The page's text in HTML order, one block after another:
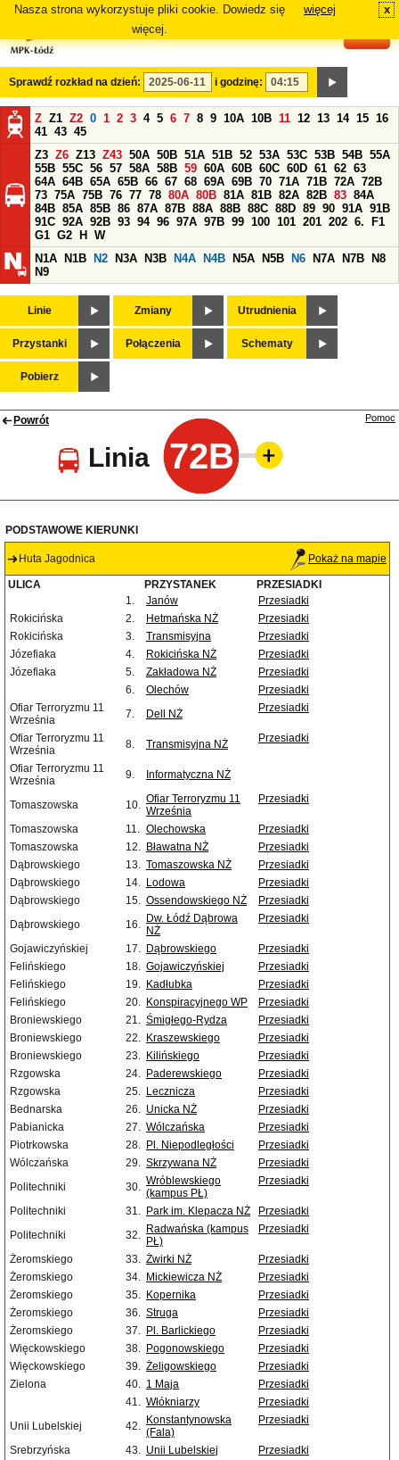
Nasza strona wykorzystuje pliki cookie. Dowiedz się
więcej.
więcej x
Sprawdź rozkład na dzień: i godzinę:
Z Z1 Z2 0 1 2 3 4 5 6 7 8 9 10A 10B 11 12 13 14 15 16
41 43 45
Z3 Z6 Z13 Z43 50A 50B 51A 51B 52 53A 53C 53B 54B 55A
55B 55C 56 57 58A 58B 59 60A 60B 60C 60D 61 62 63
64A 64B 65A 65B 66 67 68 69A 69B 70 71A 71B 72A 72B
73 75A 75B 76 77 78 80A 80B 81A 81B 82A 82B 83 84A
84B 85A 85B 86 87A 87B 88A 88B 88C 88D 89 90 91A 91B
91C 92A 92B 93 94 96 97A 97B 99 100 101 201 202 6.
F1
G1 G2 H
W
N1A
N1B N2 N3A N3B N4A N4B N5A N5B N6 N7A N7B
N8
N9
Linie Zmiany Utrudnienia
Przystanki Połączenia Schematy
Pobierz
Powrót
Linia 72B
Pomoc
PODSTAWOWE KIERUNKI
Huta Jagodnica Pokaż na mapie
ULICA PRZYSTANEK
PRZESIADKI
1.
Janów
Przesiadki
Rokicińska
2. Hetmańska NŻ
Przesiadki
Rokicińska
3. Transmisyjna
Przesiadki
Józefiaka
4. Rokicińska NŻ
Przesiadki
Józefiaka
5. Zakładowa NŻ
Przesiadki
6.
Olechów
Przesiadki
Ofiar Terroryzmu 11
Września
7. Dell NŻ Przesiadki
Ofiar Terroryzmu 11
Września
8. Transmisyjna NŻ Przesiadki
Ofiar Terroryzmu 11
Września
9. Informatyczna NŻ
Tomaszowska 10. Ofiar Terroryzmu 11
Września
Przesiadki
Tomaszowska 11. Olechowska
Przesiadki
Tomaszowska
12. Bławatna NŻ
Przesiadki
Dąbrowskiego
13. Tomaszowska NŻ
Przesiadki
Dąbrowskiego
14. Lodowa
Przesiadki
Dąbrowskiego
15. Ossendowskiego NŻ
Przesiadki
Dąbrowskiego
16. Dw. Łódź Dąbrowa
NŻ
Przesiadki
Gojawiczyńskiej 17. Dąbrowskiego
Przesiadki
Felińskiego
18. Gojawiczyńskiej
Przesiadki
Felińskiego
19. Kadłubka
Przesiadki
Felińskiego
20. Konspiracyjnego WP
Przesiadki
Broniewskiego
21. Śmigłego-Rydza
Przesiadki
Broniewskiego
22. Kraszewskiego
Przesiadki
Broniewskiego
23. Kilińskiego
Przesiadki
Rzgowska
24. Paderewskiego
Przesiadki
Rzgowska
25. Lecznicza
Przesiadki
Bednarska
26. Unicka NŻ
Przesiadki
Pabianicka
27. Wólczańska
Przesiadki
Piotrkowska
28. Pl. Niepodległości
Przesiadki
Wólczańska
29. Skrzywana NŻ
Przesiadki
Politechniki
30. Wróblewskiego
(kampus PŁ)
Przesiadki
Politechniki 31. Park im. Klepacza NŻ
Przesiadki
Politechniki
32. Radwańska (kampus
PŁ)
Przesiadki
Żeromskiego 33. Żwirki NŻ
Przesiadki
Żeromskiego
34. Mickiewicza NŻ
Przesiadki
Żeromskiego
35. Kopernika
Przesiadki
Żeromskiego
36. Struga
Przesiadki
Żeromskiego
37. Pl. Barlickiego
Przesiadki
Więckowskiego
38. Pogonowskiego
Przesiadki
Więckowskiego
39. Żeligowskiego
Przesiadki
Zielona
40. 1 Maja
Przesiadki
41. Włókniarzy
Przesiadki
Unii Lubelskiej
42. Konstantynowska
(Fala)
Przesiadki
Srebrzyńska 43. Unii Lubelskiej
Przesiadki